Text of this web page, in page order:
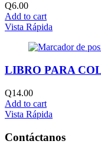
Q6.00
Add to cart
Vista Rápida
LIBRO PARA
Q14.00
Add to cart
Vista Rápida
Contáctanos